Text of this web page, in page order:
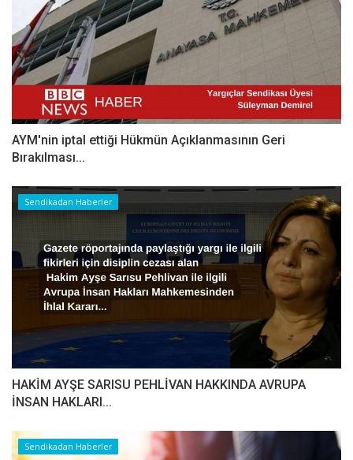
AYM'nin iptal ettiği Hükmün Açıklanmasının Geri
Bırakılması...
Sendikadan Haberler
HAKİM AYŞE SARISU PEHLİVAN HAKKINDA AVRUPA
İNSAN HAKLARI...
Sendikadan Haberler